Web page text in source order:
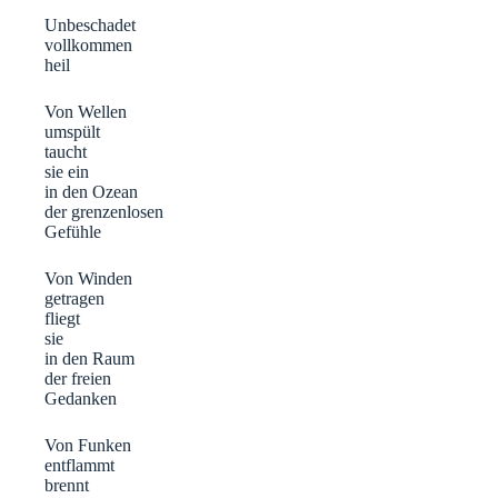
Unbeschadet
vollkommen
heil
Von Wellen
umspült
taucht
sie ein
in den Ozean
der grenzenlosen
Gefühle
Von Winden
getragen
fliegt
sie
in den Raum
der freien
Gedanken
Von Funken
entflammt
brennt